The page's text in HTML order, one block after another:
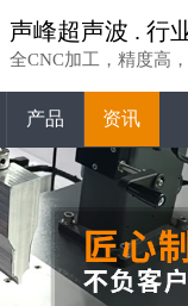
声峰超声波 . 行
全CNC加工，精度高
产品 资讯